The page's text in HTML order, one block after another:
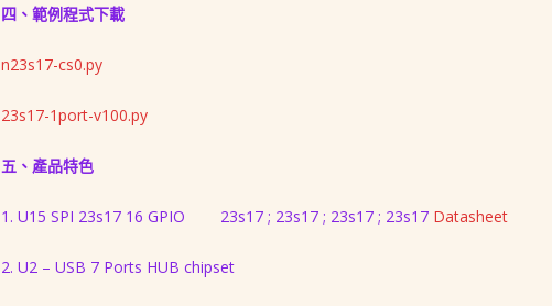
四、範例程式下載
n23s17-cs0.py
23s17-1port-v100.py
五、產品特色
1. U15 SPI 23s17 16 GPIO 23s17 ; 23s17 ; 23s17 ; 23s17 Datasheet
2. U2 – USB 7 Ports HUB chipset